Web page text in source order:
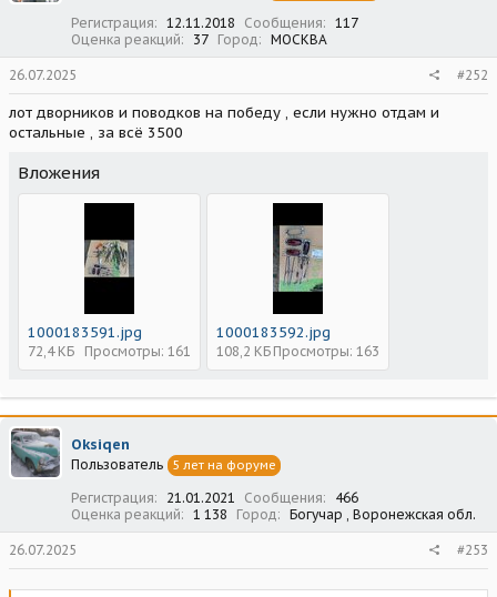
Регистрация 12.11.2018 Сообщения
117
Оценка реакций
37 Город МОСКВА
26.07.2025 #252
лот дворников и поводков на победу , если нужно отдам и
остальные , за всё 3500
Вложения
1000183591.jpg
72,4 КБ Просмотры: 161
1000183592.jpg
108,2 КБ Просмотры: 163
Oksiqen
Пользователь 5 лет на форуме
Регистрация 21.01.2021 Сообщения
466
Оценка реакций
1 138 Город Богучар , Воронежская обл.
26.07.2025 #253